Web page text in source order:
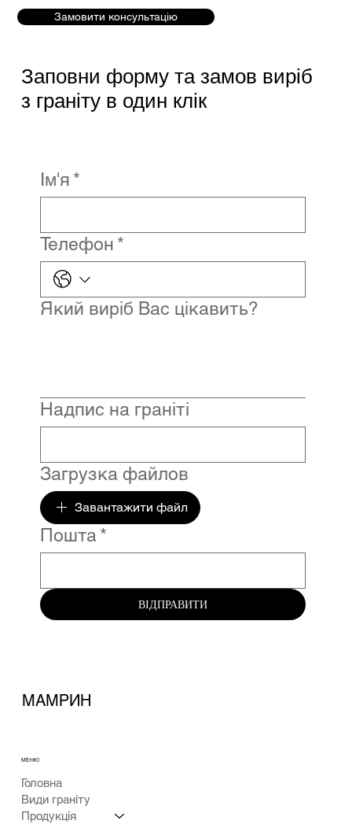
Замовити консультацію
Заповни форму та замов виріб
з граніту в один клік
Ім'я *
Телефон *
Який виріб Вас цікавить?
Надпис на граніті
Загрузка файлов
Завантажити файл
Пошта*
ВІДПРАВИТИ
МАМРИН
Головна
Види граніту
Продукція
МЕНЮ